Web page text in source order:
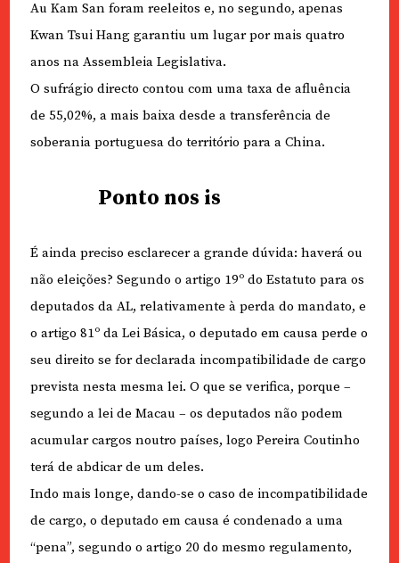
Au Kam San foram reeleitos e, no segundo, apenas
Kwan Tsui Hang garantiu um lugar por mais quatro
anos na Assembleia Legislativa.
O sufrágio directo contou com uma taxa de afluência
de 55,02%, a mais baixa desde a transferência de
soberania portuguesa do território para a China.
Ponto nos is
É ainda preciso esclarecer a grande dúvida: haverá ou
não eleições? Segundo o artigo 19º do Estatuto para os
deputados da AL, relativamente à perda do mandato, e
o artigo 81º da Lei Básica, o deputado em causa perde o
seu direito se for declarada incompatibilidade de cargo
prevista nesta mesma lei. O que se verifica, porque –
segundo a lei de Macau – os deputados não podem
acumular cargos noutro países, logo Pereira Coutinho
terá de abdicar de um deles.
Indo mais longe, dando-se o caso de incompatibilidade
de cargo, o deputado em causa é condenado a uma
“pena”, segundo o artigo 20 do mesmo regulamento,